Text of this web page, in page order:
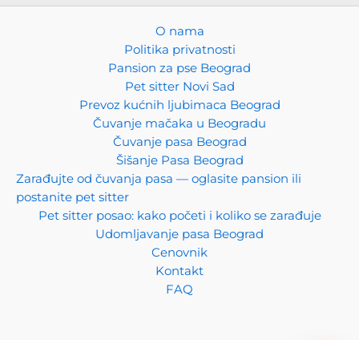
O nama
Politika privatnosti
Pansion za pse Beograd
Pet sitter Novi Sad
Prevoz kućnih ljubimaca Beograd
Čuvanje mačaka u Beogradu
Čuvanje pasa Beograd
Šišanje Pasa Beograd
Zarađujte od čuvanja pasa — oglasite pansion ili
postanite pet sitter
Pet sitter posao: kako početi i koliko se zarađuje
Udomljavanje pasa Beograd
Cenovnik
Kontakt
FAQ
Tu sam da vam pomognem da pronađete
pansione, pet sittere, pet taxi, groomere, da udomite
ljubimca ili da vam objasnim kako da oglasavate svoje
usluge na platformi.
Postavite pitanje ili izaberite temu ispod!
Kako naći pansion?
Koliko košta oglašavanje?
Šta je pet taxi?
Šta radi groomer?
Kako udomiti ljubimca?
Pet sitter vs pansion?